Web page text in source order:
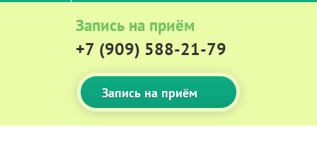
Запись на приём
+7 (909) 588-21-79
Запись на приём